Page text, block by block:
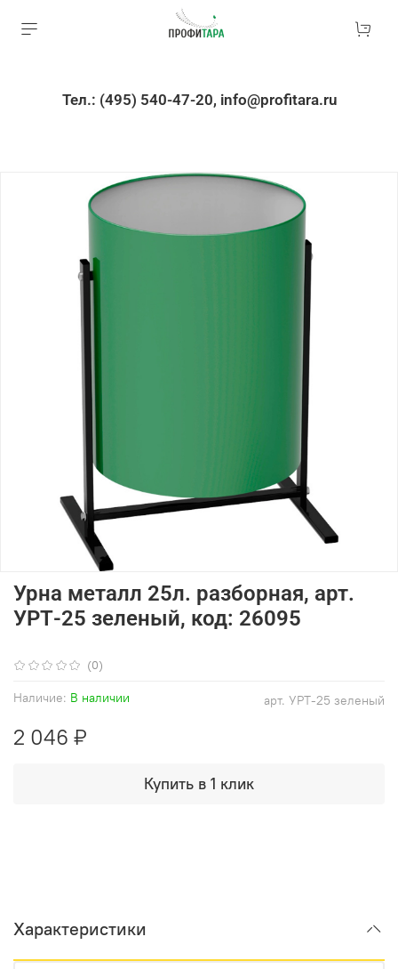
Тел.: (495) 540-47-20, info@profitara.ru
(0)
арт. УРТ-25 зеленый
Наличие: В наличии
Урна металл 25л. разборная, арт.
УРТ-25 зеленый, код: 26095
2 046 ₽
Купить в 1 клик
Характеристики